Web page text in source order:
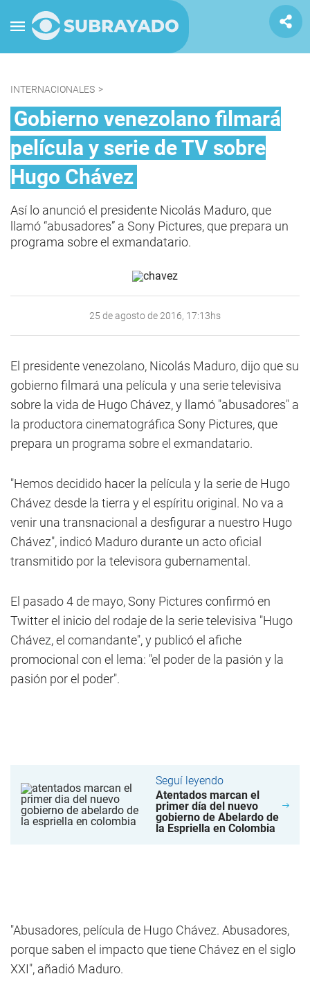
INTERNACIONALES >
Gobierno venezolano filmará
película y serie de TV sobre
Hugo Chávez
Así lo anunció el presidente Nicolás Maduro, que
llamó “abusadores” a Sony Pictures, que prepara un
programa sobre el exmandatario.
25 de agosto de 2016, 17:13hs
El presidente venezolano, Nicolás Maduro, dijo que su
gobierno filmará una película y una serie televisiva
sobre la vida de Hugo Chávez, y llamó "abusadores" a
la productora cinematográfica Sony Pictures, que
prepara un programa sobre el exmandatario.
"Hemos decidido hacer la película y la serie de Hugo
Chávez desde la tierra y el espíritu original. No va a
venir una transnacional a desfigurar a nuestro Hugo
Chávez", indicó Maduro durante un acto oficial
transmitido por la televisora gubernamental.
El pasado 4 de mayo, Sony Pictures confirmó en
Twitter el inicio del rodaje de la serie televisiva "Hugo
Chávez, el comandante", y publicó el afiche
promocional con el lema: "el poder de la pasión y la
pasión por el poder".
Seguí leyendo
Atentados marcan el
primer día del nuevo
gobierno de Abelardo de
la Espriella en Colombia
"Abusadores, película de Hugo Chávez. Abusadores,
porque saben el impacto que tiene Chávez en el siglo
XXI", añadió Maduro.